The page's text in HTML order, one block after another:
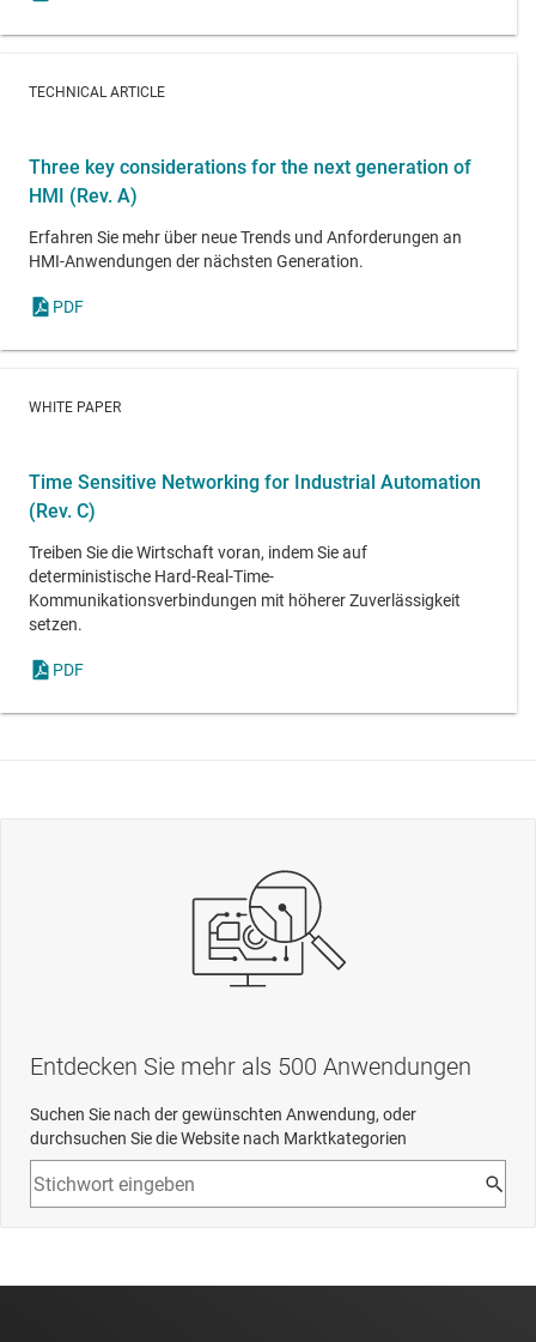
TECHNICAL ARTICLE
Three key considerations for the next generation of
HMI (Rev. A)
Erfahren Sie mehr über neue Trends und Anforderungen an
HMI-Anwendungen der nächsten Generation.
PDF
WHITE PAPER
Time Sensitive Networking for Industrial Automation
(Rev. C)
Treiben Sie die Wirtschaft voran, indem Sie auf
deterministische Hard-Real-Time-
Kommunikationsverbindungen mit höherer Zuverlässigkeit
setzen.
PDF
Entdecken Sie mehr als 500 Anwendungen
Suchen Sie nach der gewünschten Anwendung, oder
durchsuchen Sie die Website nach Marktkategorien